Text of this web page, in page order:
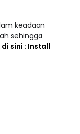
keadaan
sehingga
di sini : Install